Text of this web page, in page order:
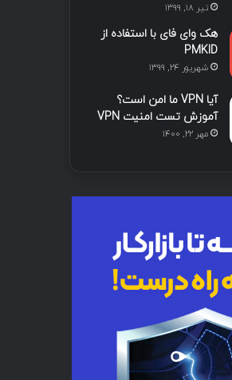
تیر ۱۸, ۱۳۹۹
هک وای فای با استفاده از
PMKID
شهریور ۲۴, ۱۳۹۹
آیا VPN ما امن است؟
آموزش تست امنیت VPN
مهر ۲۲, ۱۴۰۰